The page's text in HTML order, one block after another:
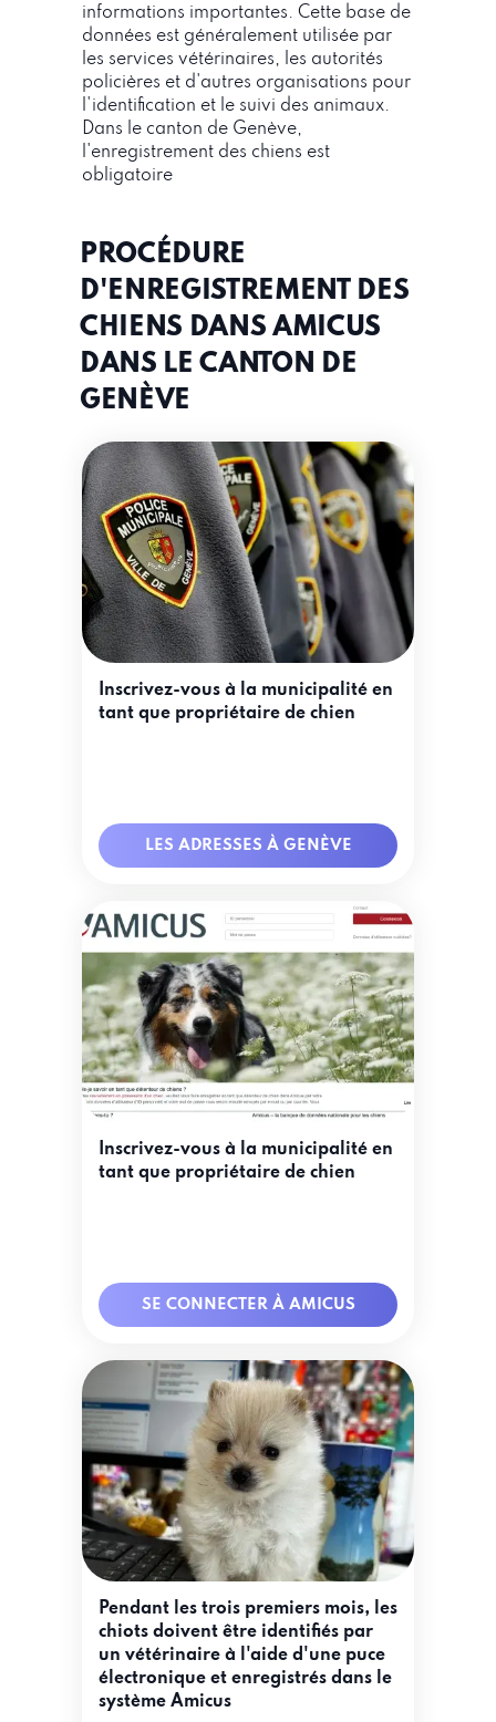
informations importantes. Cette base de
données est généralement utilisée par
les services vétérinaires, les autorités
policières et d'autres organisations pour
l'identification et le suivi des animaux.
Dans le canton de Genève,
l'enregistrement des chiens est
obligatoire
PROCÉDURE
D'ENREGISTREMENT DES
CHIENS DANS AMICUS
DANS LE CANTON DE
GENÈVE
Pendant les trois premiers mois, les
chiots doivent être identifiés par
un vétérinaire à l'aide d'une puce
électronique et enregistrés dans le
système Amicus
Inscrivez-vous à la municipalité en
tant que propriétaire de chien
SE CONNECTER À AMICUS
Inscrivez-vous à la municipalité en
tant que propriétaire de chien
LES ADRESSES À GENÈVE